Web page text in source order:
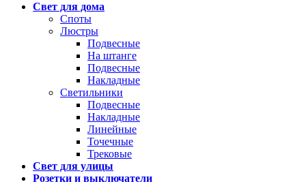
Свет для дома
Споты
Люстры
Подвесные
На штанге
Подвесные
Накладные
Светильники
Подвесные
Накладные
Линейные
Точечные
Трековые
Свет для улицы
Розетки и выключатели